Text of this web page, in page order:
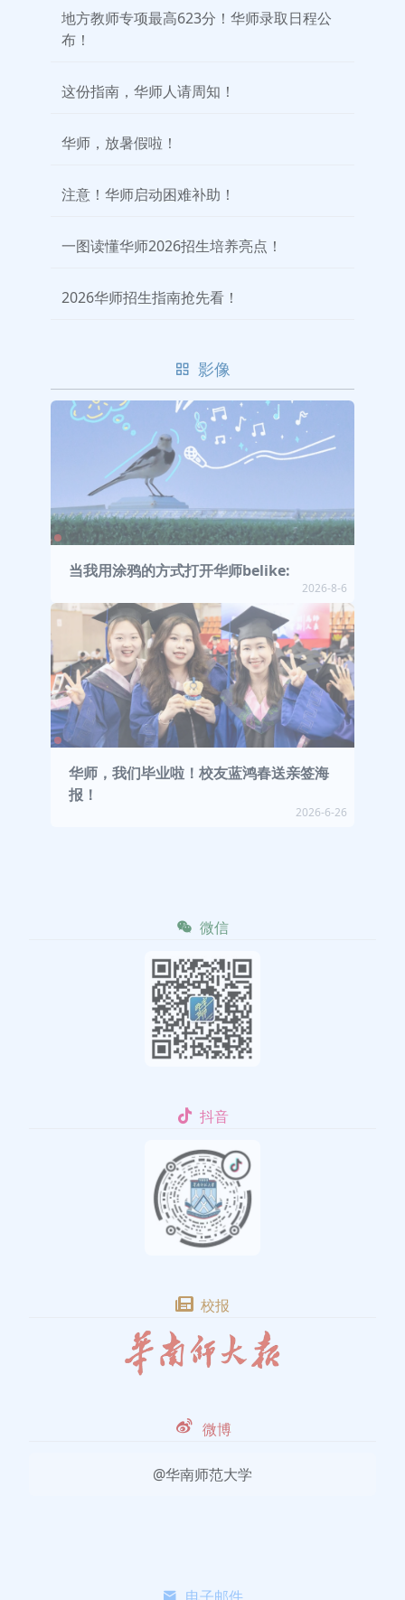
地方教师专项最高623分！华师录取日程公
布！
这份指南，华师人请周知！
华师，放暑假啦！
注意！华师启动困难补助！
一图读懂华师2026招生培养亮点！
2026华师招生指南抢先看！
影像
当我用涂鸦的方式打开华师belike:
2026-8-6
华师，我们毕业啦！校友蓝鸿春送亲签海
报！
2026-6-26
微信
抖音
校报
微博
@华南师范大学